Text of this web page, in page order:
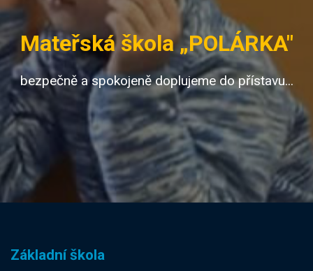
Mateřská škola „POLÁRKA"
bezpečně a spokojeně doplujeme do přístavu...
Základní škola